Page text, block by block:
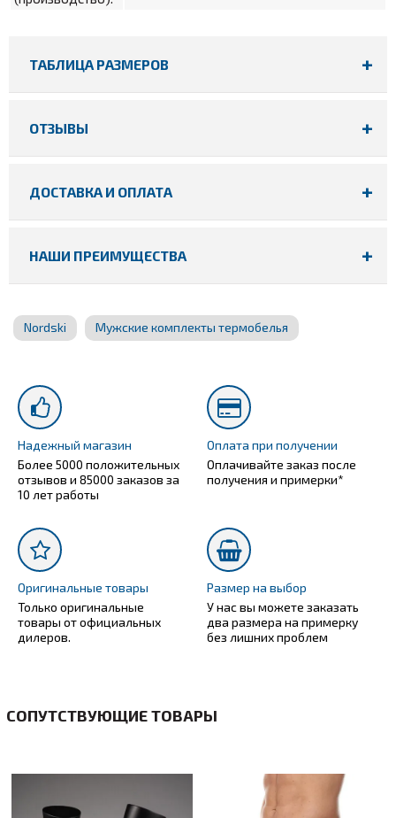
ТАБЛИЦА РАЗМЕРОВ
ОТЗЫВЫ
ДОСТАВКА И ОПЛАТА
НАШИ ПРЕИМУЩЕСТВА
Nordski Мужские комплекты термобелья
Надежный магазин
Более 5000 положительных
отзывов и 85000 заказов за
10 лет работы
Оплата при получении
Оплачивайте заказ после
получения и примерки*
Оригинальные товары
Только оригинальные
товары от официальных
дилеров.
Размер на выбор
У нас вы можете заказать
два размера на примерку
без лишних проблем
СОПУТСТВУЮЩИЕ ТОВАРЫ